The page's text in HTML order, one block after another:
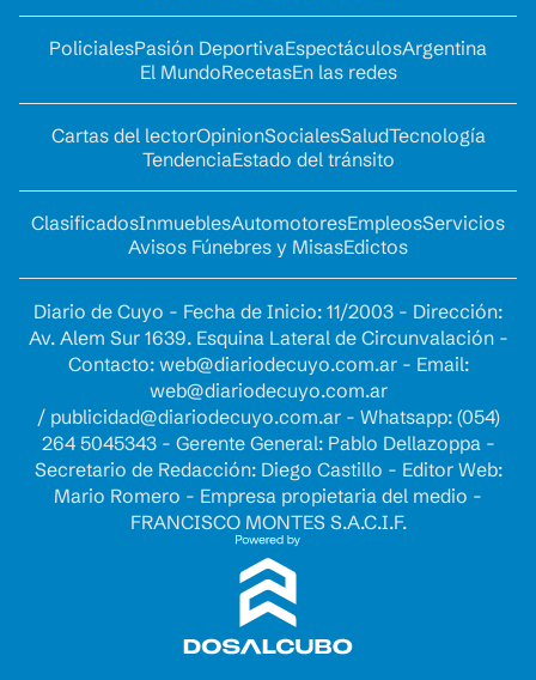
PolicialesPasión DeportivaEspectáculosArgentina
El MundoRecetasEn las redes
Cartas del lectorOpinionSocialesSaludTecnología
TendenciaEstado del tránsito
ClasificadosInmueblesAutomotoresEmpleosServicios
Avisos Fúnebres y MisasEdictos
Diario de Cuyo - Fecha de Inicio: 11/2003 - Dirección:
Av. Alem Sur 1639. Esquina Lateral de Circunvalación -
Contacto: web@diariodecuyo.com.ar- Email:
web@diariodecuyo.com.ar
/ publicidad@diariodecuyo.com.ar- Whatsapp: (054)
264 5045343 - Gerente General: Pablo Dellazoppa -
Secretario de Redacción: Diego Castillo - Editor Web:
Mario Romero - Empresa propietaria del medio -
FRANCISCO MONTES S.A.C.I.F.